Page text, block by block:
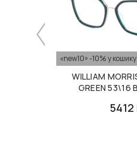
«new10» -10% у кошику
WILLIAM
GREEN 53\16
5412